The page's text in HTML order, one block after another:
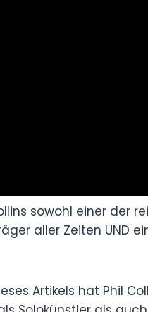
sowohl einer der
aller Zeiten UND
Artikels hat Phil